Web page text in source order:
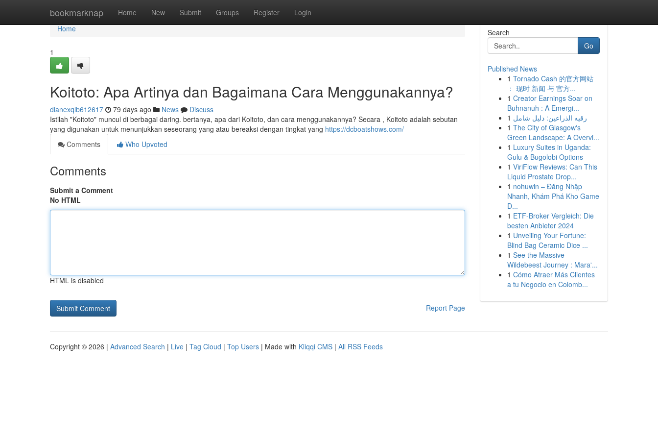
bookmarknap Home New Submit Groups Register Login
Home
Home
1
Koitoto: Apa Artinya dan Bagaimana Cara Menggunakannya?
dianexqlb612617 79 days ago News
Discuss
Istilah "Koitoto" muncul di berbagai daring. bertanya, apa dari Koitoto, dan cara menggunakannya? Secara , Koitoto adalah sebutan
yang digunakan untuk menunjukkan seseorang yang atau bereaksi dengan tingkat yang https://dcboatshows.com/
Comments
Who Upvoted
Comments
Submit a Comment
No HTML
HTML is disabled
Report Page
Search
Go
Published News
1 Tornado Cash 的官方网站
： 现时 新闻 与 官方...
1 Creator Earnings Soar on
Buhnanuh : A Emergi...
1 رقيه الذراعين: دليل شامل
1 The City of Glasgow's
Green Landscape: A Overvi...
1 Luxury Suites in Uganda:
Gulu & Bugolobi Options
1 ViriFlow Reviews: Can This
Liquid Prostate Drop...
1 nohuwin – Đăng Nhập
Nhanh, Khám Phá Kho Game
Đ...
1 ETF-Broker Vergleich: Die
besten Anbieter 2024
1 Unveiling Your Fortune:
Blind Bag Ceramic Dice ...
1 See the Massive
Wildebeest Journey : Mara'...
1 Cómo Atraer Más Clientes
a tu Negocio en Colomb...
Copyright © 2026 | Advanced Search | Live | Tag Cloud | Top Users | Made with Kliqqi CMS | All RSS Feeds